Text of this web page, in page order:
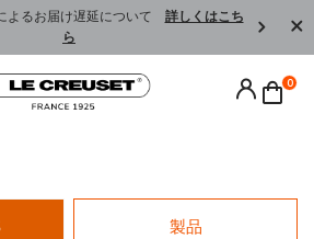
よるお届け遅延について 詳しくはこち
ら
0
製品